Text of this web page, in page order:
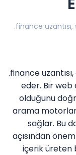
.finance
.finance
eder. Bir web
olduğunu
arama
sağlar. Bu
açısından
içerik üreten